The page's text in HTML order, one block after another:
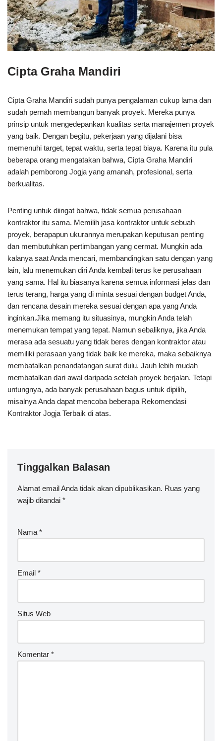
Cipta Graha Mandiri
Cipta Graha Mandiri sudah punya pengalaman cukup lama dan
sudah pernah membangun banyak proyek. Mereka punya
prinsip untuk mengedepankan kualitas serta manajemen proyek
yang baik. Dengan begitu, pekerjaan yang dijalani bisa
memenuhi target, tepat waktu, serta tepat biaya. Karena itu pula
beberapa orang mengatakan bahwa, Cipta Graha Mandiri
adalah pemborong Jogja yang amanah, profesional, serta
berkualitas.
Penting untuk diingat bahwa, tidak semua perusahaan
kontraktor itu sama. Memilih jasa kontraktor untuk sebuah
proyek, berapapun ukurannya merupakan keputusan penting
dan membutuhkan pertimbangan yang cermat. Mungkin ada
kalanya saat Anda mencari, membandingkan satu dengan yang
lain, lalu menemukan diri Anda kembali terus ke perusahaan
yang sama. Hal itu biasanya karena semua informasi jelas dan
terus terang, harga yang di minta sesuai dengan budget Anda,
dan rencana desain mereka sesuai dengan apa yang Anda
inginkan.Jika memang itu situasinya, mungkin Anda telah
menemukan tempat yang tepat. Namun sebaliknya, jika Anda
merasa ada sesuatu yang tidak beres dengan kontraktor atau
memiliki perasaan yang tidak baik ke mereka, maka sebaiknya
membatalkan penandatangan surat dulu. Jauh lebih mudah
membatalkan dari awal daripada setelah proyek berjalan. Tetapi
untungnya, ada banyak perusahaan bagus untuk dipilih,
misalnya Anda dapat mencoba beberapa Rekomendasi
Kontraktor Jogja Terbaik di atas.
Tinggalkan Balasan
Alamat email Anda tidak akan dipublikasikan. Ruas yang
wajib ditandai *
Nama *
Email *
Situs Web
Komentar *